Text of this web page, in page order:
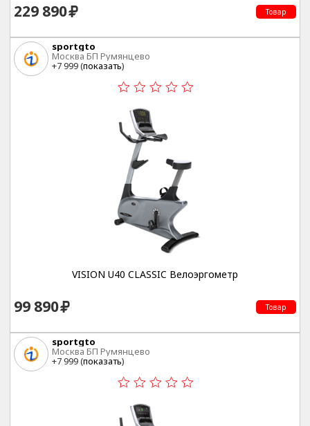
229 890 Товар
sportgto
Москва БП Румянцево
+7 999 (показать)
VISION U40 CLASSIC Велоэргометр
99 890 Товар
sportgto
Москва БП Румянцево
+7 999 (показать)